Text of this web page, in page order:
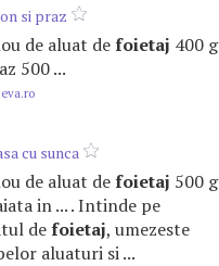
si praz
de aluat defoietaj 400 g
500 ...
cu sunca
de aluat defoietaj 500 g
in ... . Intinde pe
defoietaj, umezeste
aluaturi si ...